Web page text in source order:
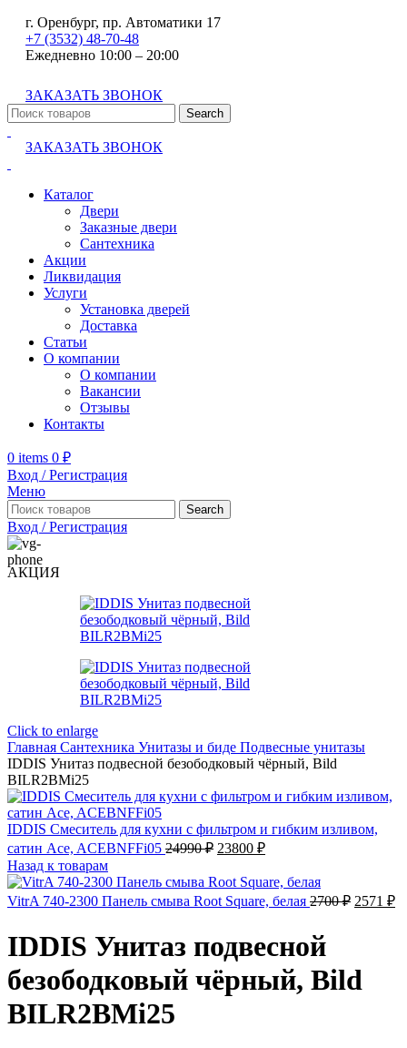
г. Оренбург, пр. Автоматики 17
+7 (3532) 48-70-48
Ежедневно 10:00 – 20:00
ЗАКАЗАТЬ ЗВОНОК
Search
ЗАКАЗАТЬ ЗВОНОК
Каталог
Двери
Заказные двери
Сантехника
Акции
Ликвидация
Услуги
Установка дверей
Доставка
Статьи
О компании
О компании
Вакансии
Отзывы
Контакты
0 items 0 ₽
Вход / Регистрация
Меню
Search
Вход / Регистрация
АКЦИЯ
Click to enlarge
Главная Сантехника Унитазы и биде Подвесные унитазы
IDDIS Унитаз подвесной безободковый чёрный, Bild
BILR2BMi25
IDDIS Смеситель для кухни с фильтром и гибким изливом,
сатин Ace, ACEBNFFi05 24990₽ Первоначальная
составляла
24990 ₽.
23800 ₽Текущая
23800 ₽.
Назад к товарам
VitrA 740-2300 Панель смыва Root Square, белая 2700₽ 2571 ₽
IDDIS Унитаз подвесной
безободковый чёрный, Bild
BILR2BMi25